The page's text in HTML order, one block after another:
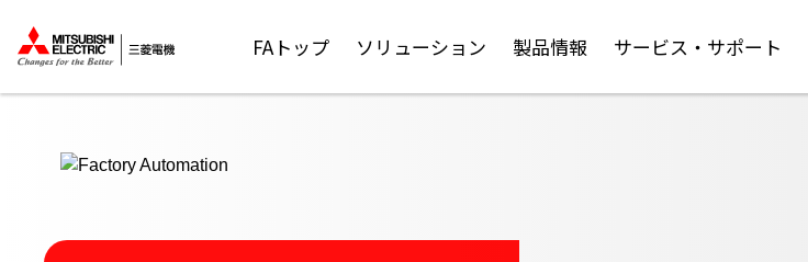
FAトップ ソリューション 製品情報 サービス・サポート